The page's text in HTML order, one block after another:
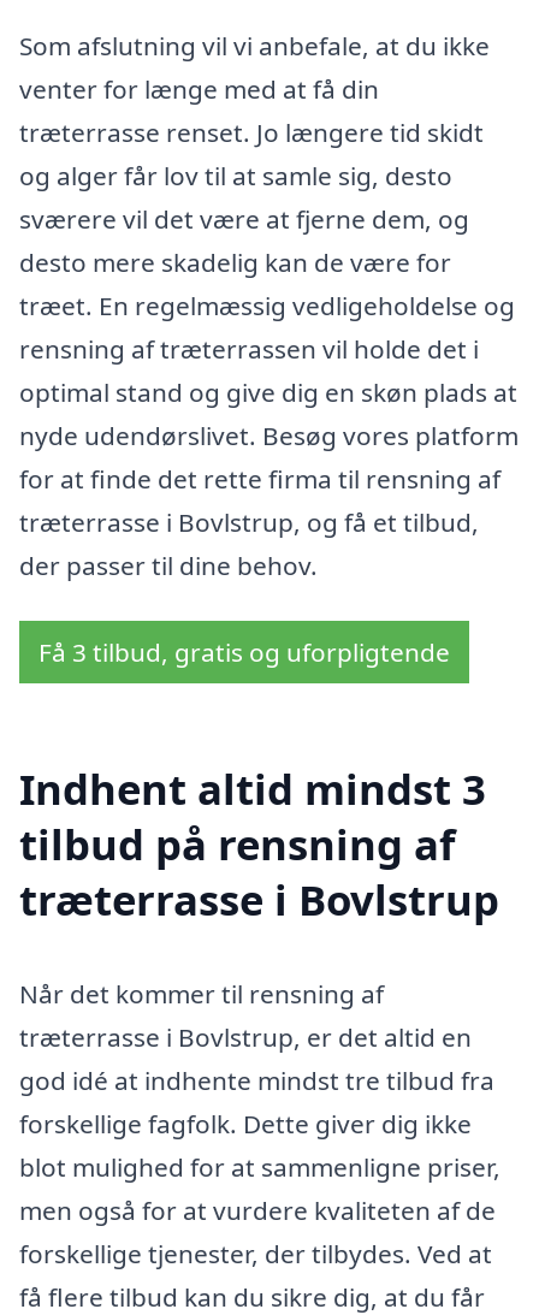
Som afslutning vil vi anbefale, at du ikke
venter for længe med at få din
træterrasse renset. Jo længere tid skidt
og alger får lov til at samle sig, desto
sværere vil det være at fjerne dem, og
desto mere skadelig kan de være for
træet. En regelmæssig vedligeholdelse og
rensning af træterrassen vil holde det i
optimal stand og give dig en skøn plads at
nyde udendørslivet. Besøg vores platform
for at finde det rette firma til rensning af
træterrasse i Bovlstrup, og få et tilbud,
der passer til dine behov.
Få 3 tilbud, gratis og uforpligtende
Indhent altid mindst 3
tilbud på rensning af
træterrasse i Bovlstrup
Når det kommer til rensning af
træterrasse i Bovlstrup, er det altid en
god idé at indhente mindst tre tilbud fra
forskellige fagfolk. Dette giver dig ikke
blot mulighed for at sammenligne priser,
men også for at vurdere kvaliteten af de
forskellige tjenester, der tilbydes. Ved at
få flere tilbud kan du sikre dig, at du får